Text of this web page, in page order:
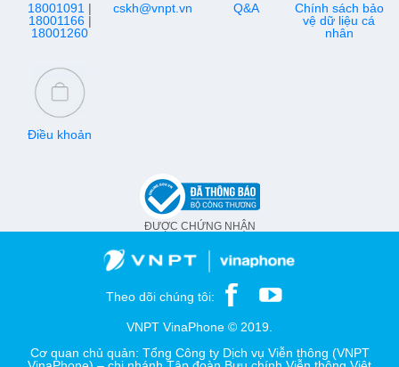
18001091 |
18001166|
18001260
cskh@vnpt.vn Q&A
Chính sách bảo
vệ dữ liệu cá
nhân
Điều khoản
ĐƯỢC CHỨNG NHẬN
Theo dõi chúng tôi:
VNPT VinaPhone © 2019.
Cơ quan chủ quản: Tổng Công ty Dịch vụ Viễn thông (VNPT